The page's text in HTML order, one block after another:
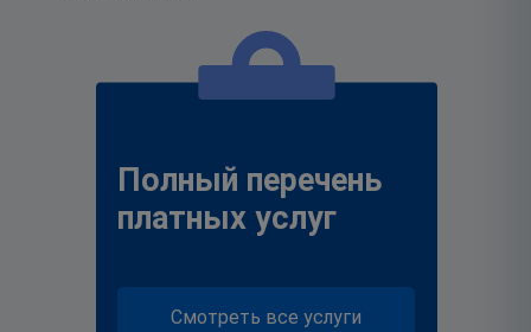
Полный перечень
платных услуг
Смотреть все услуги